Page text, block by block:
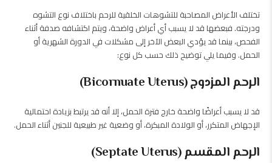
تختلف الأعراض المصاحبة للتشوهات الخلقية للرحم باختلاف نوع التشوه
ودرجته. فبعضها قد لا يسبب أي أعراض واضحة، ويتم اكتشافه صدفة أثناء
الفحص، بينما قد يؤدي البعض الآخر إلى مشكلات في الدورة الشهرية أو
الحمل. وفيما يلي توضيح ذلك حسب كل نوع:
الرحم المزدوج (Bicornuate Uterus)
قد لا يسبب أعراضًا واضحة خارج فترة الحمل، إلا أنه قد يرتبط بزيادة احتمالية
الإجهاض المتكرر، أو الولادة المبكرة، أو وضعية غير طبيعية للجنين أثناء الحمل.
الرحم المقسم (Septate Uterus)